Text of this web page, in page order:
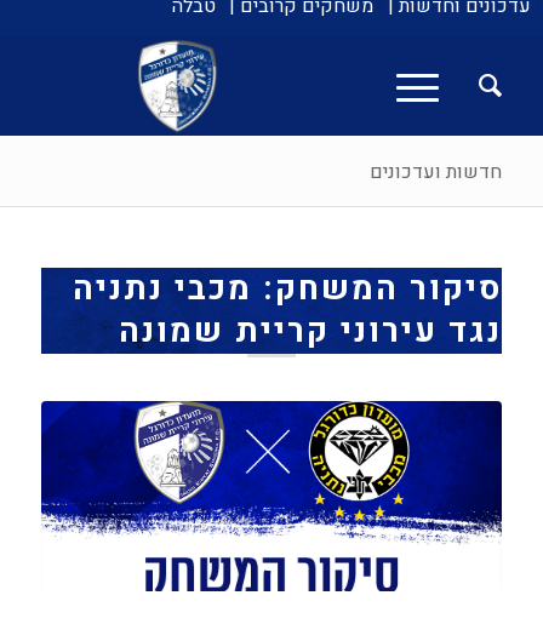
עדכונים וחדשות | משחקים קרובים | טבלה
חדשות ועדכונים
סיקור המשחק: מכבי נתניה
נגד עירוני קריית שמונה